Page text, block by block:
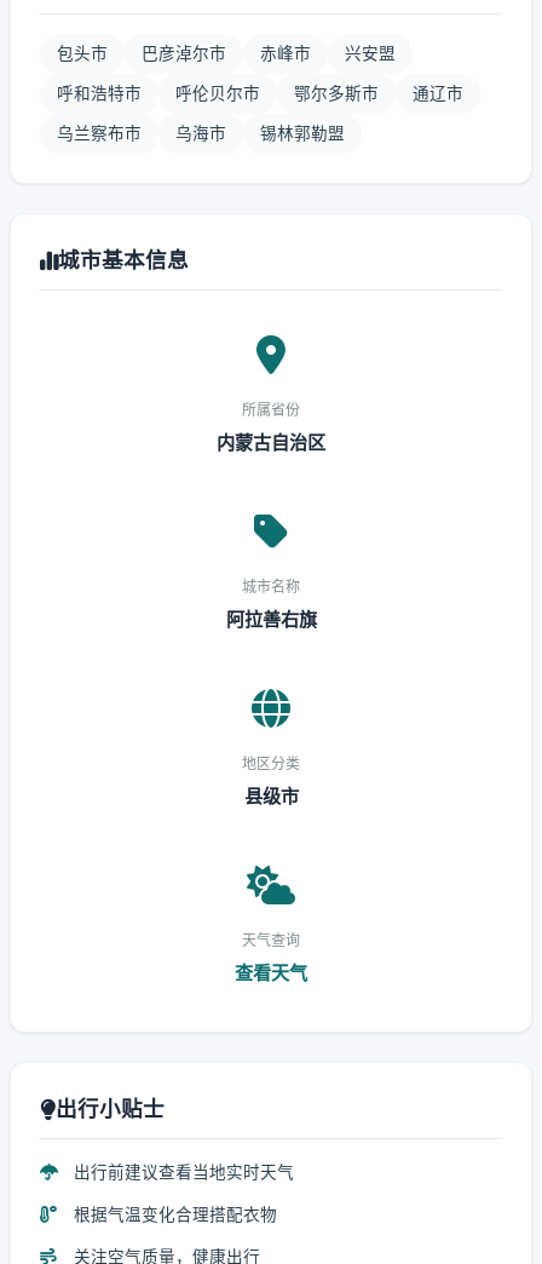
包头市 巴彦淖尔市 赤峰市 兴安盟
呼和浩特市 呼伦贝尔市 鄂尔多斯市 通辽市
乌兰察布市 乌海市 锡林郭勒盟
城市基本信息
所属省份
内蒙古自治区
城市名称
阿拉善右旗
地区分类
县级市
天气查询
查看天气
出行小贴士
出行前建议查看当地实时天气
根据气温变化合理搭配衣物
关注空气质量，健康出行